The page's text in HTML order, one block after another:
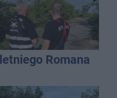
Romana